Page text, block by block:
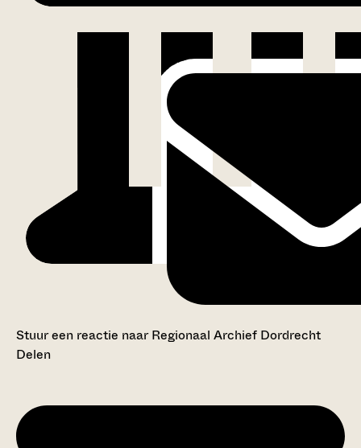
Stuur een reactie naar Regionaal Archief Dordrecht
Delen